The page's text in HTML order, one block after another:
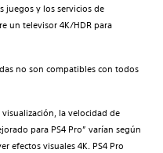
juegos y los servicios de
un televisor 4K/HDR para
no son compatibles con todos
la velocidad de
para PS4 Pro” varían según
efectos visuales 4K. PS4 Pro